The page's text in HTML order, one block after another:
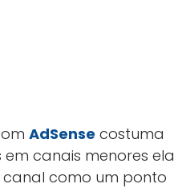
AdSense costuma
canais menores ela
canal como um ponto